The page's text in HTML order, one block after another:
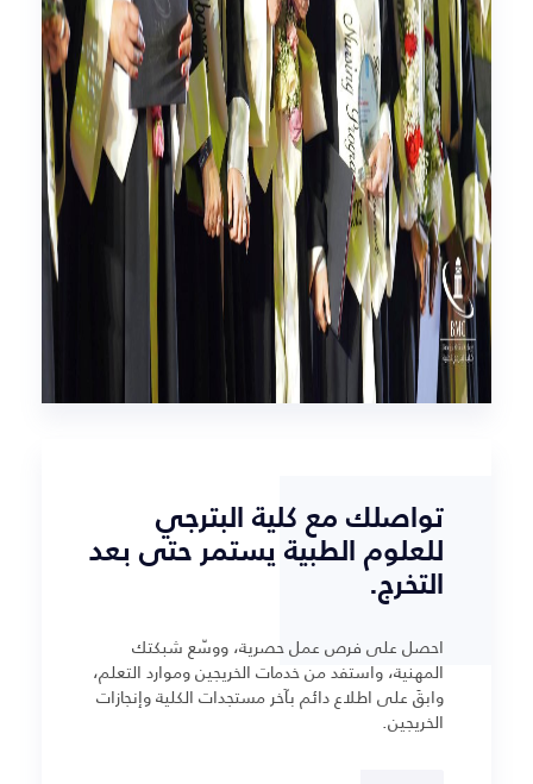
تواصلك مع كلية البترجي
للعلوم الطبية يستمر حتى بعد
التخرج.
احصل على فرص عمل حصرية، ووسّع شبكتك
المهنية، واستفد من خدمات الخريجين وموارد التعلم،
وابقَ على اطلاع دائم بآخر مستجدات الكلية وإنجازات
الخريجين.